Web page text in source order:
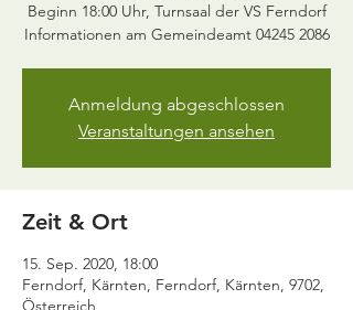
Beginn 18:00 Uhr, Turnsaal der VS Ferndorf
Informationen am Gemeindeamt 04245 2086
Anmeldung abgeschlossen
Veranstaltungen ansehen
Zeit & Ort
15. Sep. 2020, 18:00
Ferndorf, Kärnten, Ferndorf, Kärnten, 9702,
Österreich